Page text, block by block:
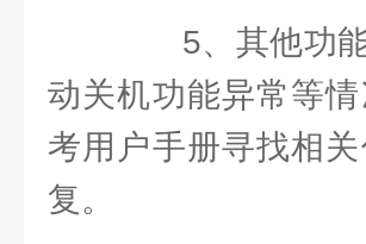
5、其他功能
动关机功能异常等
考用户手册寻找相
复。